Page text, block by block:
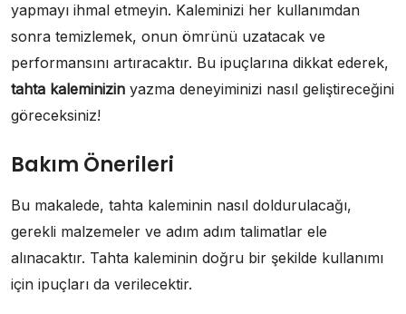
yapmayı ihmal etmeyin. Kaleminizi her kullanımdan
sonra temizlemek, onun ömrünü uzatacak ve
performansını artıracaktır. Bu ipuçlarına dikkat ederek,
tahta kaleminizin yazma deneyiminizi nasıl geliştireceğini
göreceksiniz!
Bakım Önerileri
Bu makalede, tahta kaleminin nasıl doldurulacağı,
gerekli malzemeler ve adım adım talimatlar ele
alınacaktır. Tahta kaleminin doğru bir şekilde kullanımı
için ipuçları da verilecektir.